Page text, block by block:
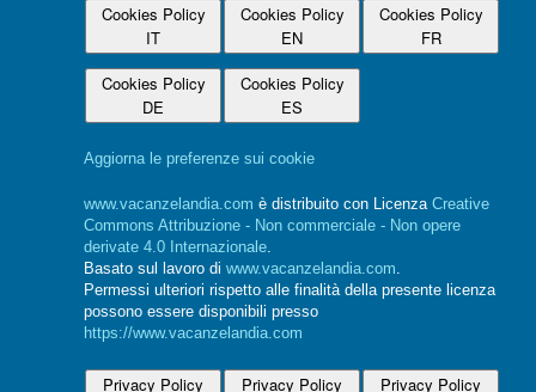
Cookies Policy
IT
Cookies Policy
EN
Cookies Policy
FR
Cookies Policy
DE
Cookies Policy
ES
Aggiorna le preferenze sui cookie
www.vacanzelandia.com è distribuito con Licenza Creative
Commons Attribuzione - Non commerciale - Non opere
derivate 4.0 Internazionale
Basato sul lavoro di www.vacanzelandia.com
Permessi ulteriori rispetto alle finalità della presente licenza
possono essere disponibili presso
https://www.vacanzelandia.com
Privacy Policy Privacy Policy Privacy Policy